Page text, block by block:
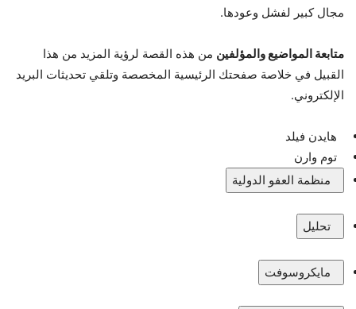
مجال كبير لفشل وعودها.
متابعة المواضيع والمؤلفين من هذه القصة لرؤية المزيد من هذا
القبيل في خلاصة صفحتك الرئيسية المخصصة وتلقي تحديثات البريد
الإلكتروني.
هايدن فيلد
توم وارن
منظمة العفو الدولية
تحليل
مايكروسوفت